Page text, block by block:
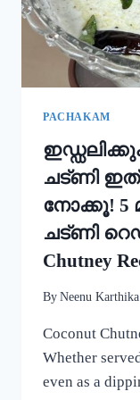
PACHAKAM
ചട്ണി ഇത്
നോക്കൂ! 5
ചട്ണി
Chutney
By Neenu Karthika
Coconut
Whether
even as a